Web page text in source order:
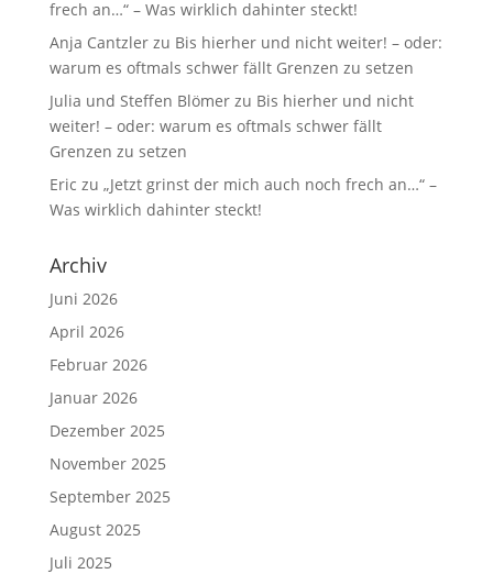
frech an…“ – Was wirklich dahinter steckt!
Anja Cantzlerzu Bis hierher und nicht weiter! – oder:
warum es oftmals schwer fällt Grenzen zu setzen
Julia und Steffen Blömerzu Bis hierher und nicht
weiter! – oder: warum es oftmals schwer fällt
Grenzen zu setzen
Eric zu „Jetzt grinst der mich auch noch frech an…“ –
Was wirklich dahinter steckt!
Archiv
Juni 2026
April 2026
Februar 2026
Januar 2026
Dezember 2025
November 2025
September 2025
August 2025
Juli 2025